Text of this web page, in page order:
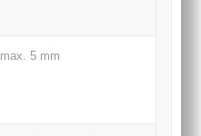
max. 5 mm